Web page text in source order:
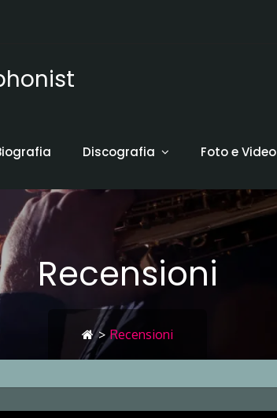
Discografia Foto e Video
Recensioni
> Recensioni